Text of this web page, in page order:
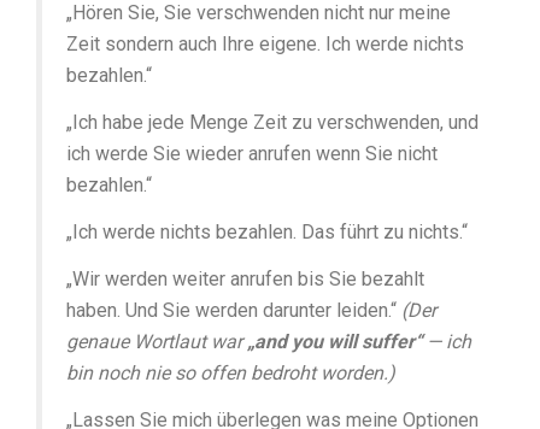
„Hören Sie, Sie verschwenden nicht nur meine
Zeit sondern auch Ihre eigene. Ich werde nichts
bezahlen.“
„Ich habe jede Menge Zeit zu verschwenden, und
ich werde Sie wieder anrufen wenn Sie nicht
bezahlen.“
„Ich werde nichts bezahlen. Das führt zu nichts.“
„Wir werden weiter anrufen bis Sie bezahlt
haben. Und Sie werden darunter leiden.“ (Der
genaue Wortlaut war„and you will suffer“— ich
bin noch nie so offen bedroht worden.)
„Lassen Sie mich überlegen was meine Optionen